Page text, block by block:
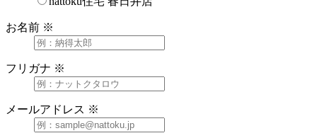
お名前 ※
フリガナ ※
メールアドレス ※